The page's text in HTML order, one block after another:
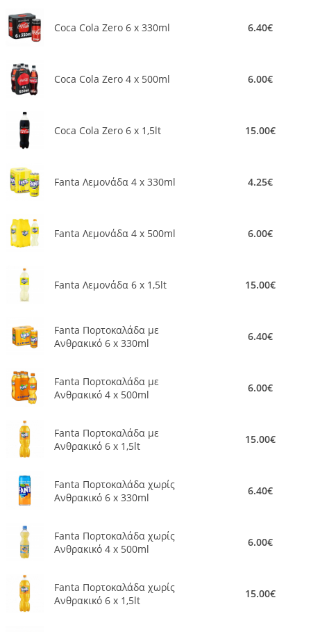
Coca Cola Zero 6 x 330ml 6.40€
Coca Cola Zero 4 x 500ml 6.00€
Coca Cola Zero 6 x 1,5lt 15.00€
Fanta Λεμονάδα 4 x 330ml 4.25€
Fanta Λεμονάδα 4 x 500ml 6.00€
Fanta Λεμονάδα 6 x 1,5lt 15.00€
Fanta Πορτοκαλάδα με
Ανθρακικό 6 x 330ml
6.40€
Fanta Πορτοκαλάδα με
Ανθρακικό 4 x 500ml
6.00€
Fanta Πορτοκαλάδα με
Ανθρακικό 6 x 1,5lt
15.00€
Fanta Πορτοκαλάδα χωρίς
Ανθρακικό 6 x 330ml
6.40€
Fanta Πορτοκαλάδα χωρίς
Ανθρακικό 4 x 500ml
6.00€
Fanta Πορτοκαλάδα χωρίς
Ανθρακικό 6 x 1,5lt
15.00€